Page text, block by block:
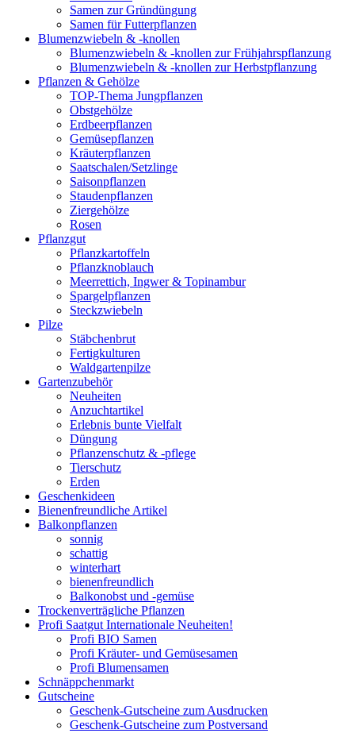
Samen zur Gründüngung
Samen für Futterpflanzen
Blumenzwiebeln & -knollen
Blumenzwiebeln & -knollen zur Frühjahrspflanzung
Blumenzwiebeln & -knollen zur Herbstpflanzung
Pflanzen & Gehölze
TOP-Thema Jungpflanzen
Obstgehölze
Erdbeerpflanzen
Gemüsepflanzen
Kräuterpflanzen
Saatschalen/Setzlinge
Saisonpflanzen
Staudenpflanzen
Ziergehölze
Rosen
Pflanzgut
Pflanzkartoffeln
Pflanzknoblauch
Meerrettich, Ingwer & Topinambur
Spargelpflanzen
Steckzwiebeln
Pilze
Stäbchenbrut
Fertigkulturen
Waldgartenpilze
Gartenzubehör
Neuheiten
Anzuchtartikel
Erlebnis bunte Vielfalt
Düngung
Pflanzenschutz & -pflege
Tierschutz
Erden
Geschenkideen
Bienenfreundliche Artikel
Balkonpflanzen
sonnig
schattig
winterhart
bienenfreundlich
Balkonobst und -gemüse
Trockenverträgliche Pflanzen
Profi Saatgut Internationale Neuheiten!
Profi BIO Samen
Profi Kräuter- und Gemüsesamen
Profi Blumensamen
Schnäppchenmarkt
Gutscheine
Geschenk-Gutscheine zum Ausdrucken
Geschenk-Gutscheine zum Postversand